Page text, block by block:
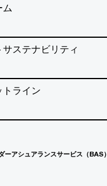
ム
ステナビリティ
トライン
ーアシュアランスサービス（BAS）